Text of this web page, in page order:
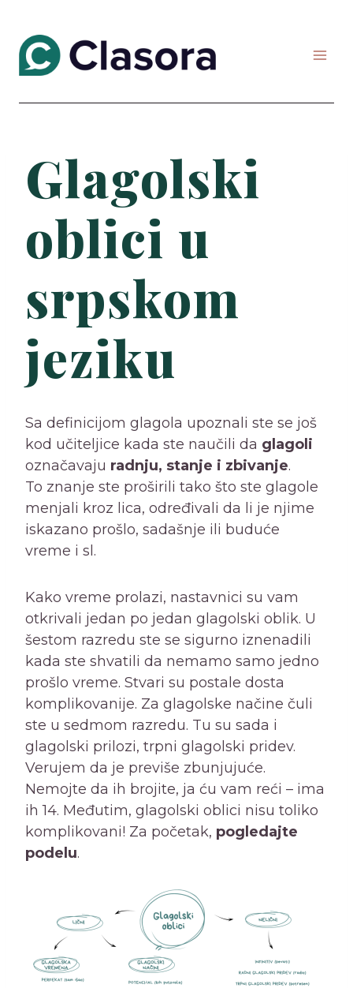
content
Glagolski
oblici u
srpskom
jeziku
Sa definicijom glagola upoznali ste se još
kod učiteljice kada ste naučili da glagoli
označavaju radnju, stanje i zbivanje.
To znanje ste proširili tako što ste glagole
menjali kroz lica, određivali da li je njime
iskazano prošlo, sadašnje ili buduće
vreme i sl.
Kako vreme prolazi, nastavnici su vam
otkrivali jedan po jedan glagolski oblik. U
šestom razredu ste se sigurno iznenadili
kada ste shvatili da nemamo samo jedno
prošlo vreme. Stvari su postale dosta
komplikovanije. Za glagolske načine čuli
ste u sedmom razredu. Tu su sada i
glagolski prilozi, trpni glagolski pridev.
Verujem da je previše zbunjujuće.
Nemojte da ih brojite, ja ću vam reći – ima
ih 14. Međutim, glagolski oblici nisu toliko
komplikovani! Za početak, pogledajte
podelu.